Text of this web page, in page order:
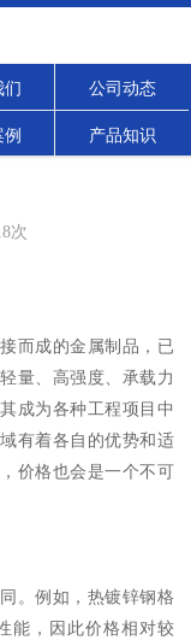
们 公司动态
产品知识
次
而成的金属制品，已
量、高强度、承载力
成为各种工程项目中
有着各自的优势和适
价格也会是一个不可
。例如，热镀锌钢格
能，因此价格相对较